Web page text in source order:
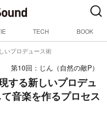
TECH BOOK
いプロデュース術
第10回：じん（自然の敵P）
する新しいプロデュ
音楽を作るプロセス